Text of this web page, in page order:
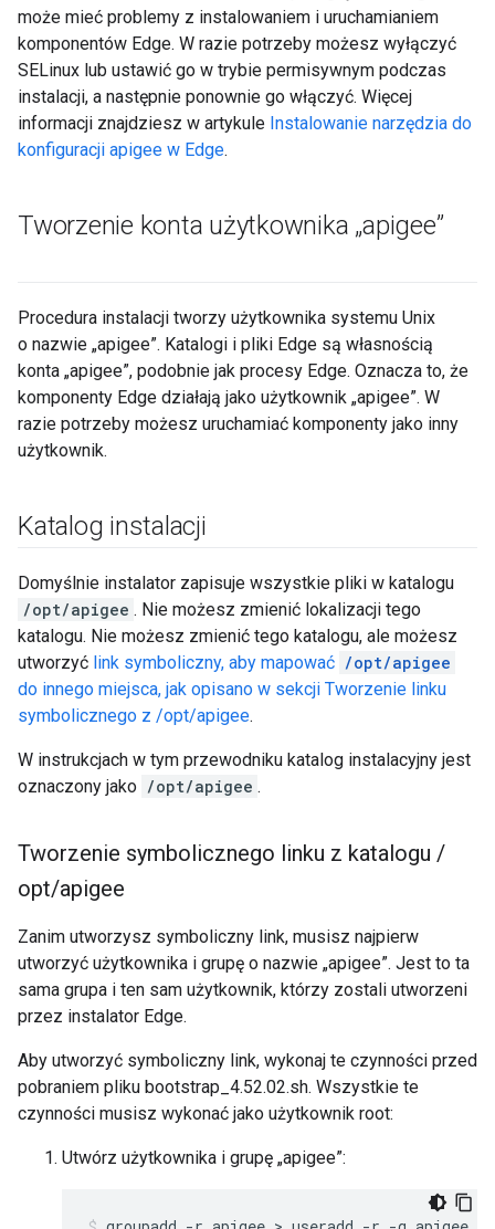
może mieć problemy z instalowaniem i uruchamianiem
komponentów Edge. W razie potrzeby możesz wyłączyć
SELinux lub ustawić go w trybie permisywnym podczas
instalacji, a następnie ponownie go włączyć. Więcej
informacji znajdziesz w artykule Instalowanie narzędzia do
konfiguracji apigee w Edge.
Tworzenie konta użytkownika „apigee”
Procedura instalacji tworzy użytkownika systemu Unix
o nazwie „apigee”. Katalogi i pliki Edge są własnością
konta „apigee”, podobnie jak procesy Edge. Oznacza to, że
komponenty Edge działają jako użytkownik „apigee”. W
razie potrzeby możesz uruchamiać komponenty jako inny
użytkownik.
Katalog instalacji
Domyślnie instalator zapisuje wszystkie pliki w katalogu
/opt/apigee . Nie możesz zmienić lokalizacji tego
katalogu. Nie możesz zmienić tego katalogu, ale możesz
utworzyć link symboliczny, aby mapować /opt/apigee
do innego miejsca, jak opisano w sekcji Tworzenie linku
symbolicznego z /opt/apigee.
W instrukcjach w tym przewodniku katalog instalacyjny jest
oznaczony jako /opt/apigee .
Tworzenie symbolicznego linku z katalogu /
opt/apigee
Zanim utworzysz symboliczny link, musisz najpierw
utworzyć użytkownika i grupę o nazwie „apigee”. Jest to ta
sama grupa i ten sam użytkownik, którzy zostali utworzeni
przez instalator Edge.
Aby utworzyć symboliczny link, wykonaj te czynności przed
pobraniem pliku bootstrap_4.52.02.sh. Wszystkie te
czynności musisz wykonać jako użytkownik root:
Utwórz użytkownika i grupę „apigee”: